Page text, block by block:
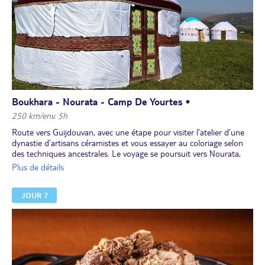
Boukhara - Nourata - Camp De Yourtes •
250 km/env. 5h
Route vers Guijdouvan, avec une étape pour visiter l’atelier d’une
dynastie d’artisans céramistes et vous essayer au coloriage selon
des techniques ancestrales. Le voyage se poursuit vers Nourata,
abritant les ruines d’une antique citadelle sogdienne appelée Nour,
Déjeuner chez l’habitant.
Plusieurs visites se succèdent durant l’après-midi, en particulier
celles de la mosquée et du fort d’Alexandre le Grand. Vous
rejoindrez ensuite le camp de yourtes pour une approche de la vie
nomade. Promenade à dos de chameaux et/ ou baignade dans le
lac Aydarkoul, lac d'eau douce en plein milieu du désert (ces deux
activités pourrant être effectuées ce jour ou le lendemain).
Dîner au restaurant du camp suivi de chant locaux autour du feu
Plus de détails
JOUR 7